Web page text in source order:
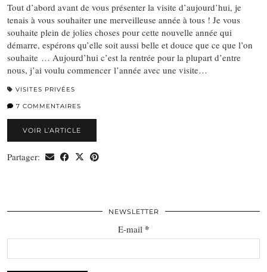
Tout d’abord avant de vous présenter la visite d’aujourd’hui, je
tenais à vous souhaiter une merveilleuse année à tous ! Je vous
souhaite plein de jolies choses pour cette nouvelle année qui
démarre, espérons qu’elle soit aussi belle et douce que ce que l’on
souhaite … Aujourd’hui c’est la rentrée pour la plupart d’entre
nous, j’ai voulu commencer l’année avec une visite…
VISITES PRIVÉES
7 COMMENTAIRES
VOIR L’ARTICLE
Partager:
NEWSLETTER
E-mail *